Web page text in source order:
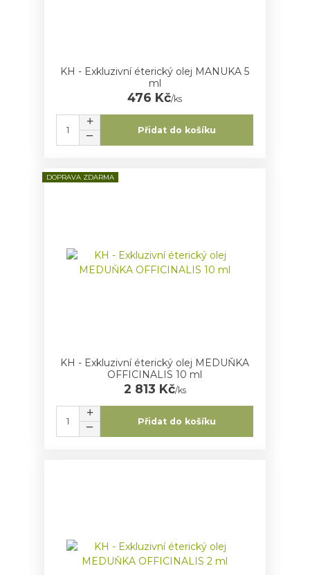
KH - Exkluzivní éterický olej MANUKA 5
ml
476 Kč/ks
Přidat do košíku
DOPRAVA ZDARMA
KH - Exkluzivní éterický olej MEDUŇKA
OFFICINALIS 10 ml
2 813 Kč/ks
Přidat do košíku